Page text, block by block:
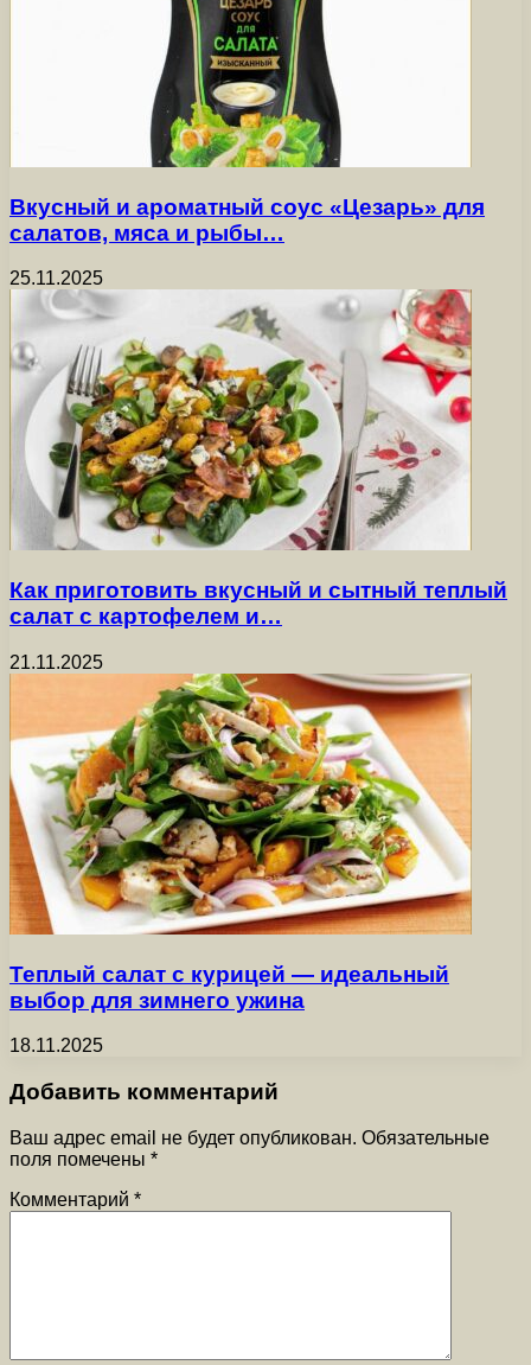
Вкусный и ароматный соус «Цезарь» для
салатов, мяса и рыбы…
25.11.2025
Как приготовить вкусный и сытный теплый
салат с картофелем и…
21.11.2025
Теплый салат с курицей — идеальный
выбор для зимнего ужина
18.11.2025
Добавить комментарий
Ваш адрес email не будет опубликован. Обязательные
поля помечены *
Комментарий *